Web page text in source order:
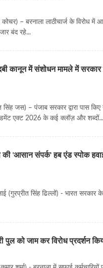
– बरनाला लाठीचार्ज के विरोध
बंद रहे...
कानून में संशोधन मामले में सरकार
जस) – पंजाब सरकार द्वारा पास
एक्ट 2026 के कई क्लॉज़ और शब्दों...
की 'आसान संपर्क' हब एंड स्पोक
(गुरप्रीत सिंह ढिल्लों) - भारत सरकार के
पुल को जाम कर विरोध प्रदर्शन